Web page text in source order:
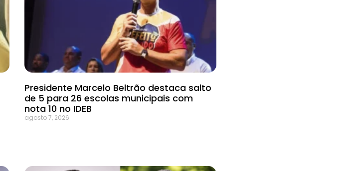
Presidente Marcelo Beltrão destaca salto
de 5 para 26 escolas municipais com
nota 10 no IDEB
agosto 7, 2026